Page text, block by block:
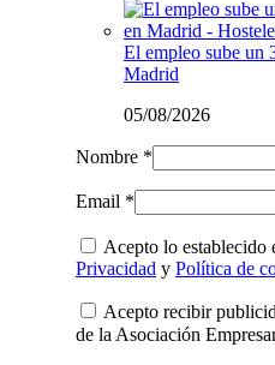
El empleo sube un
Madrid
05/08/2026
Nombre *
Email *
Acepto lo establecido
Privacidad y Política de
Acepto recibir
de la Asociación